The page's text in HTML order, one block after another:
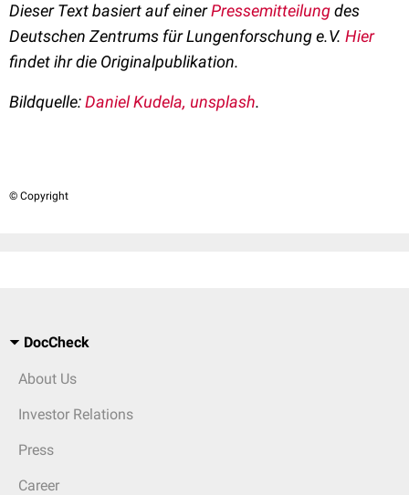
Dieser Text basiert auf einerPressemitteilungdes
Deutschen Zentrums für Lungenforschung e.V. Hier
findet ihr die Originalpublikation.
Bildquelle:Daniel Kudela, unsplash.
© Copyright
DocCheck
About Us
Investor Relations
Press
Career